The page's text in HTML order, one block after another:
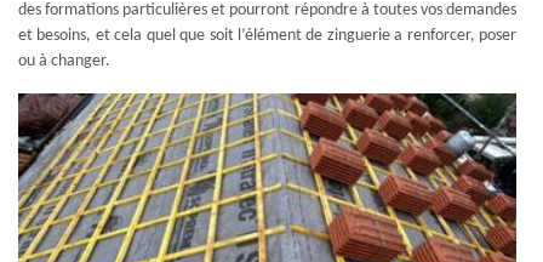
des formations particulières et pourront répondre à toutes vos demandes
et besoins, et cela quel que soit l’élément de zinguerie a renforcer, poser
ou à changer.